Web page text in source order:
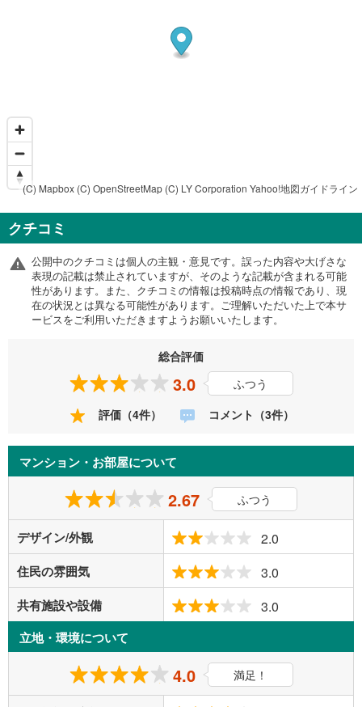
(C) Mapbox (C) OpenStreetMap (C) LY Corporation Yahoo!地図ガイドライン
クチコミ
公開中のクチコミは個人の主観・意見です。誤った内容や大げさな
表現の記載は禁止されていますが、そのような記載が含まれる可能
性があります。また、クチコミの情報は投稿時点の情報であり、現
在の状況とは異なる可能性があります。ご理解いただいた上で本サ
ービスをご利用いただきますようお願いいたします。
総合評価
3.0
ふつう
評価（4件）
コメント（3件）
マンション・お部屋について
2.67 ふつう
デザイン/外観 2.0
住民の雰囲気 3.0
共有施設や設備 3.0
立地・環境について
4.0 満足！